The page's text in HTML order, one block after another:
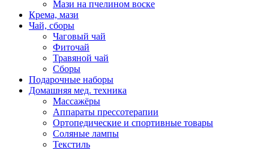
Мази на пчелином воске
Крема, мази
Чай, сборы
Чаговый чай
Фиточай
Травяной чай
Сборы
Подарочные наборы
Домашняя мед. техника
Массажёры
Аппараты прессотерапии
Ортопедические и спортивные товары
Соляные лампы
Текстиль